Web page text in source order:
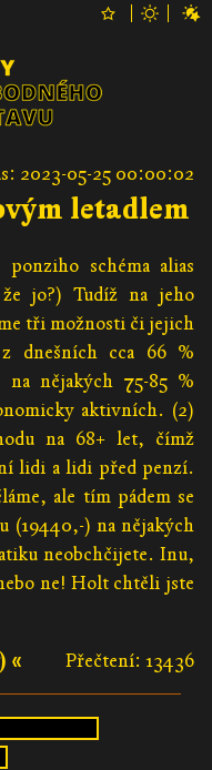
2023-05-25 00:00:02
letadlem
schéma alias
jo?) Tudíž na jeho
tři možnosti či jejich
dnešních cca 66 %
na nějakých 75-85 %
aktivních. (2)
na 68+ let, čímž
lidi a lidi před penzí.
ale tím pádem se
(19440,-) na nějakých
neobchčijete. Inu,
ne! Holt chtěli jste
Přečtení: 13436
«